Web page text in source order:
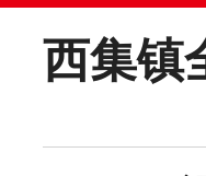
西集镇